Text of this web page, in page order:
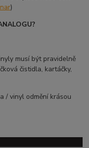
)
musí být pravidelně
čistidla, kartáčky,
/ vinyl odmění krásou